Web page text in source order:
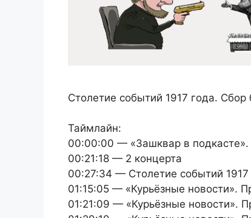
Столетие событий 1917 года. Сбор
Таймлайн:
00:00:00 — «Зашквар в
00:21:18 — 2 концерта
00:27:34 — Столетие событий 1917
01:15:05 — «Курьёзные новости».
01:21:09 — «Курьёзные новости».